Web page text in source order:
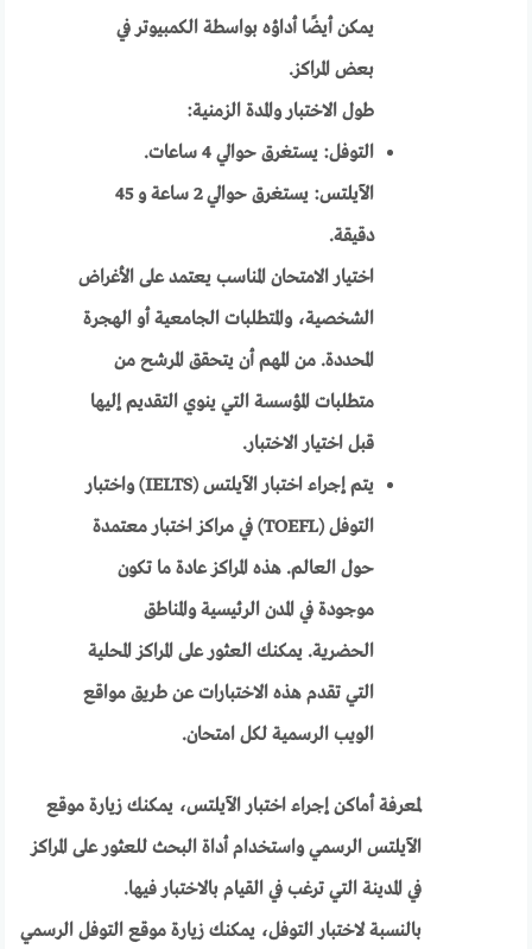
يمكن أيضًا أداؤه بواسطة الكمبيوتر في
بعض المراكز.
طول الاختبار والمدة الزمنية:
التوفل: يستغرق حوالي 4 ساعات.
الآيلتس: يستغرق حوالي 2 ساعة و 45
دقيقة.
اختيار الامتحان المناسب يعتمد على الأغراض
الشخصية، والمتطلبات الجامعية أو الهجرة
المحددة. من المهم أن يتحقق المرشح من
متطلبات المؤسسة التي ينوي التقديم إليها
قبل اختيار الاختبار.
يتم إجراء اختبار الآيلتس (IELTS) واختبار
التوفل (TOEFL) في مراكز اختبار معتمدة
حول العالم. هذه المراكز عادة ما تكون
موجودة في المدن الرئيسية والمناطق
الحضرية. يمكنك العثور على المراكز المحلية
التي تقدم هذه الاختبارات عن طريق مواقع
الويب الرسمية لكل امتحان.
لمعرفة أماكن إجراء اختبار الآيلتس، يمكنك زيارة موقع
الآيلتس الرسمي واستخدام أداة البحث للعثور على المراكز
في المدينة التي ترغب في القيام بالاختبار فيها.
بالنسبة لاختبار التوفل، يمكنك زيارة موقع التوفل الرسمي